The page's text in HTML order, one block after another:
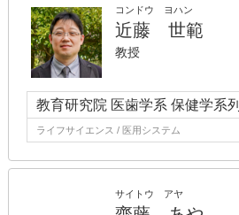
コンドウ ヨハン
近藤 世範
教授
教育研究院 医歯学系 保健学系列
ライフサイエンス / 医用システム
サイトウ アヤ